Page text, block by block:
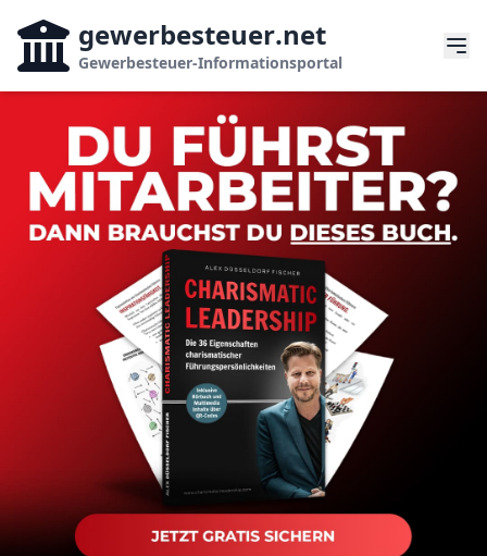
gewerbesteuer.net
Gewerbesteuer-Informationsportal